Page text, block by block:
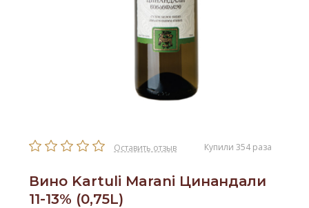
Оставить отзыв Купили 354 раза
Вино Kartuli Marani Цинандали
11-13% (0,75L)